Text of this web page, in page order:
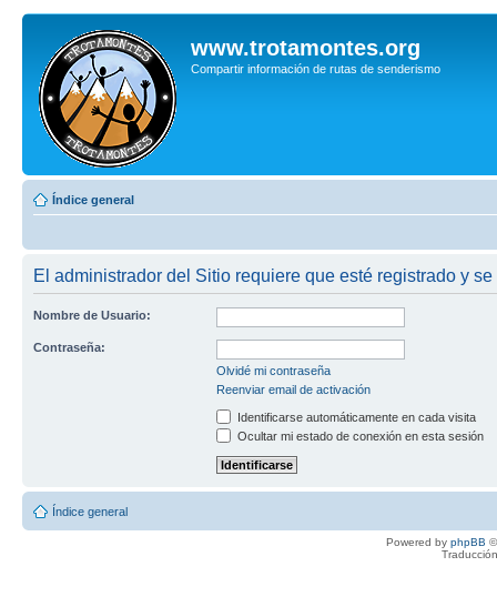
www.trotamontes.org
Compartir información de rutas de senderismo
Índice general
El administrador del Sitio requiere que esté registrado y
Nombre de Usuario:
Contraseña:
Olvidé mi contraseña
Reenviar email de activación
Identificarse automáticamente en cada visita
Ocultar mi estado de conexión en esta sesión
Índice general
Powered by phpBB